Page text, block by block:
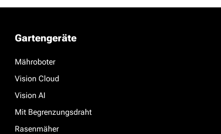
Gartengeräte
Mähroboter
Vision Cloud
Vision AI
Mit Begrenzungsdraht
Rasenmäher